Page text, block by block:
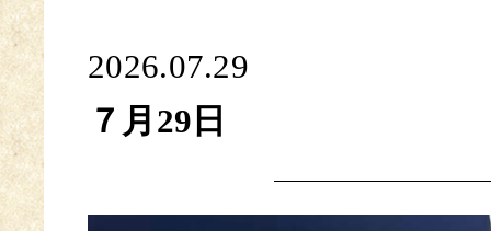
2026.07.29
７月29日